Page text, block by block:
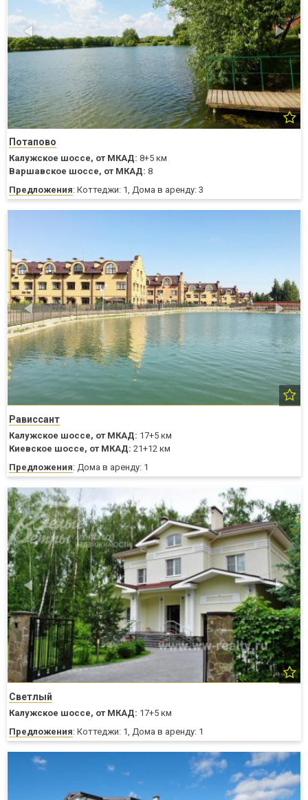
Потапово
Калужское шоссе, от МКАД: 8+5 км
Варшавское шоссе, от МКАД: 8
Предложения: Коттеджи: 1, Дома в аренду: 3
Рависсант
Калужское шоссе, от МКАД: 17+5 км
Киевское шоссе, от МКАД: 21+12 км
Предложения: Дома в аренду: 1
Светлый
Калужское шоссе, от МКАД: 17+5 км
Предложения: Коттеджи: 1, Дома в аренду: 1